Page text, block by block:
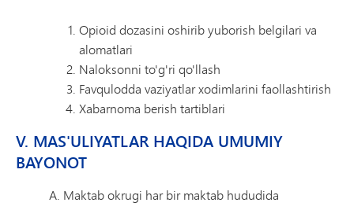
Opioid dozasini oshirib yuborish belgilari va
alomatlari
Naloksonni to'g'ri qo'llash
Favqulodda vaziyatlar xodimlarini faollashtirish
Xabarnoma berish tartiblari
V. MAS'ULIYATLAR HAQIDA UMUMIY
BAYONOT
Maktab okrugi har bir maktab hududida